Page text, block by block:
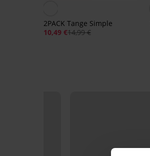
2PACK Tange Simple
10,49 €14,99 €